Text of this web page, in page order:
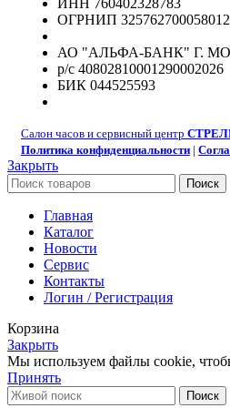
ОГРНИП 325762700058012
АО "АЛЬФА-БАНК" Г.
р/с 40802810001290002026
БИК 044525593
Салон часов и сервисный центр
Политика конфиденциальности |
Закрыть
Поиск
Главная
Каталог
Новости
Сервис
Контакты
Логин / Регистрация
Корзина
Закрыть
Мы используем файлы cookie,
Принять
Поиск